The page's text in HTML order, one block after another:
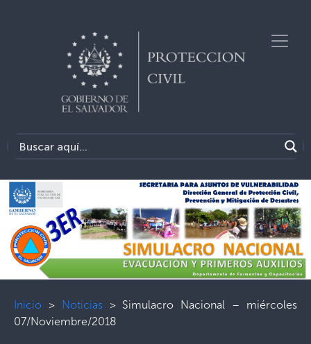
Inicio > Noticias> Simulacro Nacional – miércoles
07/Noviembre/2018